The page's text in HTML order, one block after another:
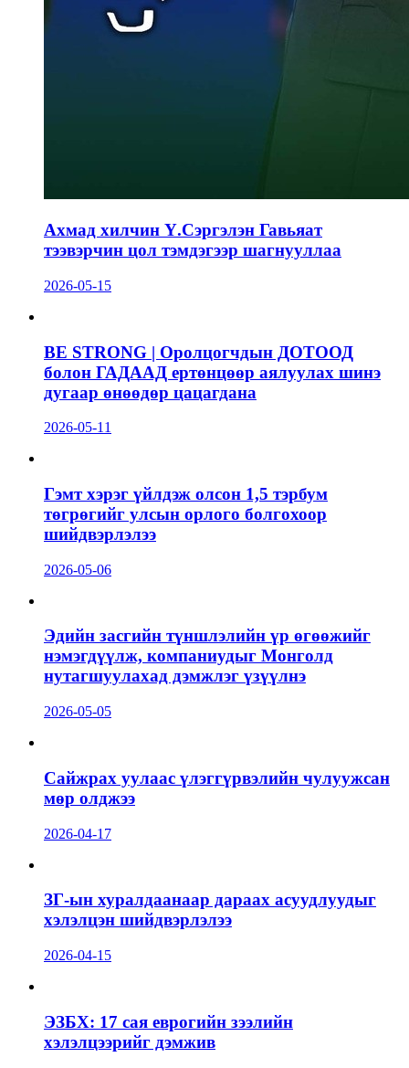
Ахмад хилчин Ү.Сэргэлэн Гавьяат
тээвэрчин цол тэмдэгээр шагнууллаа
2026-05-15
BE STRONG | Оролцогчдын ДОТООД
болон ГАДААД ертөнцөөр аялуулах шинэ
дугаар өнөөдөр цацагдана
2026-05-11
Гэмт хэрэг үйлдэж олсон 1,5 тэрбум
төгрөгийг улсын орлого болгохоор
шийдвэрлэлээ
2026-05-06
Эдийн засгийн түншлэлийн үр өгөөжийг
нэмэгдүүлж, компаниудыг Монголд
нутагшуулахад дэмжлэг үзүүлнэ
2026-05-05
Сайжрах уулаас үлэггүрвэлийн чулуужсан
мөр олджээ
2026-04-17
ЗГ-ын хуралдаанаар дараах асуудлуудыг
хэлэлцэн шийдвэрлэлээ
2026-04-15
ЭЗБХ: 17 сая еврогийн зээлийн
хэлэлцээрийг дэмжив